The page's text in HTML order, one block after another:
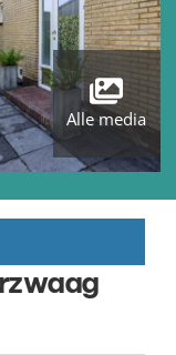
Alle media